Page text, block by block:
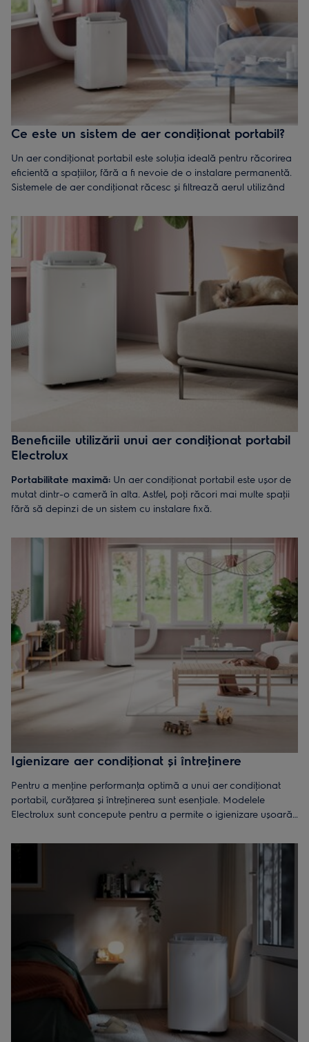
Ce este un sistem de aer condiţionat portabil?
Un aer condiţionat portabil este soluţia ideală pentru răcorirea
eficientă a spaţiilor, fără a fi nevoie de o instalare permanentă.
Sistemele de aer condiţionat răcesc și filtrează aerul utilizând
excesivă, asigurând astfel un consum de aer condiţionat eficient
și performanţe optime.
Modelele Electrolux, disponibile în versiuni de
BTU 12000 și
BTU
9000
, oferă performanţe optime pentru diverse nevoi de răcire.
Beneficiile utilizării unui aer condiţionat portabil
Electrolux
Portabilitate maximă: Un aer condiţionat portabil este ușor de
mutat dintr-o cameră în alta. Astfel, poţi răcori mai multe spaţii
fără să depinzi de un sistem cu instalare fixă.
aplicaţie, poţi seta temperatura dorită și modurile de
funcţionare de oriunde te-ai afla.
Eficienţă energetică:
Aparatele de aer condiţionat Electrolux
sunt concepute pentru un consum redus de energie, asigurând
răcoare constantă și economie pe termen lung. Cu funcţia de
cronometru și modurile de răcire eficiente, vei economisi atât
energie, cât și bani, fără compromisuri asupra confortului.
Operare silenţioasă:Perfecte pentru birou, somn sau relaxare,
aceste aparate funcţionează silenţios. Când modul de noapte
este activ ai parte de liniște și un mediu răcoros.
Fiecare aparat este dotat cu un kit de aer
condiţionat pentru ferestre, simplificând montajul și asigurând
Igienizare aer condiţionat și întreţinere
Pentru a menţine performanţa optimă a unui aer condiţionat
portabil, curăţarea și întreţinerea sunt esenţiale. Modelele
Electrolux sunt concepute pentru a permite o igienizare ușoară,